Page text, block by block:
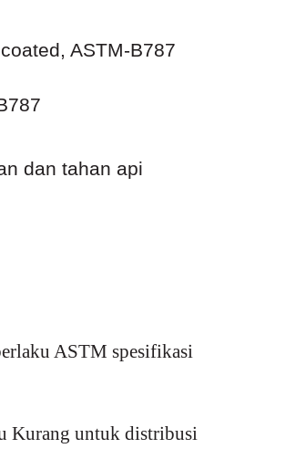
ASTM-B787
dan tahan api
ASTM spesifikasi
Kurang untuk distribusi